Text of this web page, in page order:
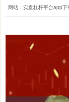
网站：实盘杠杆平台app下